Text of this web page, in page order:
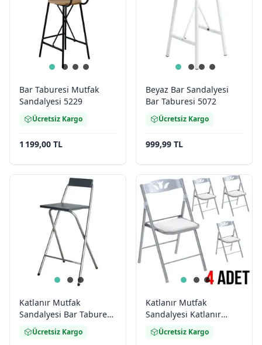
Bar Taburesi Mutfak
Sandalyesi 5229
Ücretsiz Kargo
1 199,00 TL
Beyaz Bar Sandalyesi
Bar Taburesi 5072
Ücretsiz Kargo
999,99 TL
Katlanır Mutfak
Sandalyesi Bar Taburesi
Katlanır Koltuk 5053
Ücretsiz Kargo
Katlanır Mutfak
Sandalyesi Katlanır
Koltuk 2017
Ücretsiz Kargo